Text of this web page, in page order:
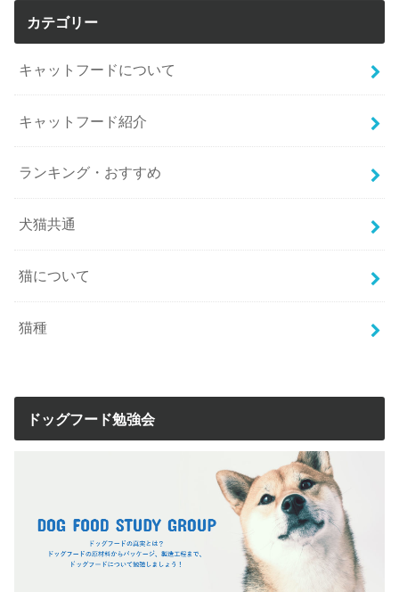
カテゴリー
キャットフードについて
キャットフード紹介
ランキング・おすすめ
犬猫共通
猫について
猫種
ドッグフード勉強会